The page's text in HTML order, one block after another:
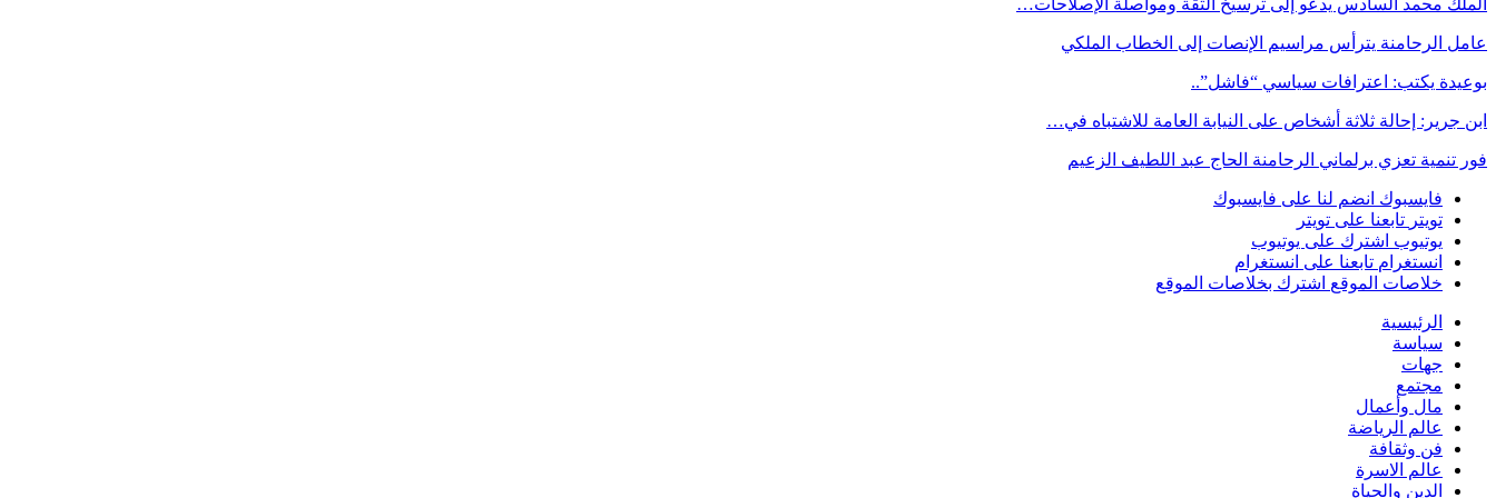
عامل الرحامنة يترأس مراسيم الإنصات إلى الخطاب الملكي
بوعيدة يكتب: اعترافات سياسي “فاشل”..
ابن جرير: إحالة ثلاثة أشخاص على النيابة العامة للاشتباه في…
فور تنمية تعزي برلماني الرحامنة الحاج عبد اللطيف الزعيم
فايسبوك انضم لنا على فايسبوك
تويتر تابعنا على تويتر
يوتيوب اشترك على يوتيوب
انستغرام تابعنا على انستغرام
خلاصات الموقع اشترك بخلاصات الموقع
الرئيسية
سياسة
جهات
مجتمع
مال وأعمال
عالم الرياضة
فن وثقافة
عالم الاسرة
الدين والحياة